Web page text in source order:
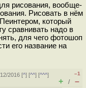
рисования, вообще-
Рисовать в нём
который
сравнивать надо в
для чего фотошоп
его название на
2016 [^] [^^] [^^^]
–1
+ / –